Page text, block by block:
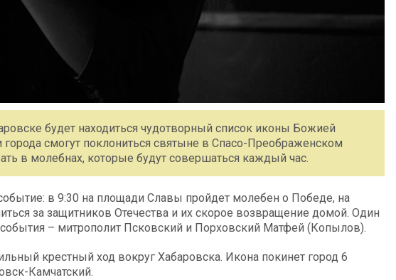
будет находиться чудотворный список иконы Божией
города смогут поклониться святыне в Спасо-Преображенском
в молебнах, которые будут совершаться каждый час.
в 9:30 на площади Славы пройдет молебен о Победе, на
за защитников Отечества и их скорое возвращение домой. Один
события – митрополит Псковский и Порховский Матфей (Копылов).
крестный ход вокруг Хабаровска. Икона покинет город 6
Камчатский.